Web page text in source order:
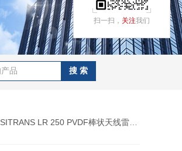
SITRANS LR 250 PVDF棒状天线雷达物位计
扫一扫， 关注我们